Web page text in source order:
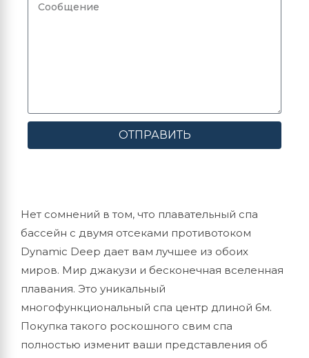
ОТПРАВИТЬ
Нет сомнений в том, что плавательный спа
бассейн с двумя отсеками противотоком
Dynamic Deep дает вам лучшее из обоих
миров. Мир джакузи и бесконечная вселенная
плавания. Это уникальный
многофункциональный спа центр длиной 6м.
Покупка такого роскошного свим спа
полностью изменит ваши представления об